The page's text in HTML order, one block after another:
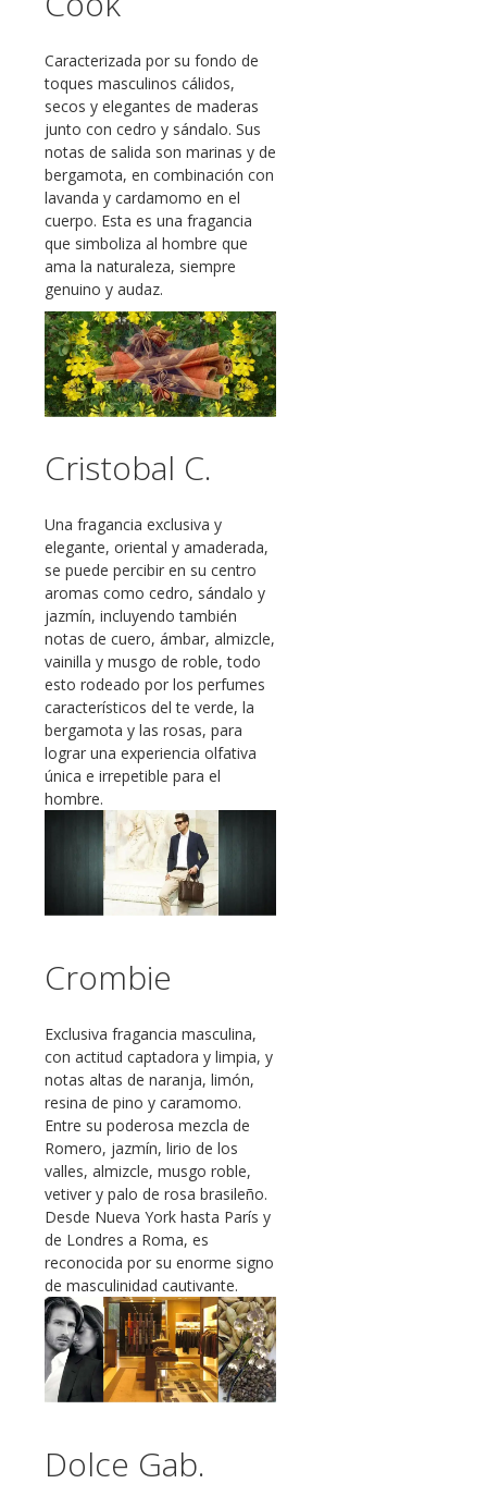
Caracterizada por su fondo de
toques masculinos cálidos,
secos y elegantes de maderas
junto con cedro y sándalo. Sus
notas de salida son marinas y de
bergamota, en combinación con
lavanda y cardamomo en el
cuerpo. Esta es una fragancia
que simboliza al hombre que
ama la naturaleza, siempre
genuino y audaz.
Cristobal C.
Una fragancia exclusiva y
elegante, oriental y amaderada,
se puede percibir en su centro
aromas como cedro, sándalo y
jazmín, incluyendo también
notas de cuero, ámbar, almizcle,
vainilla y musgo de roble, todo
esto rodeado por los perfumes
característicos del te verde, la
bergamota y las rosas, para
lograr una experiencia olfativa
única e irrepetible para el
hombre.
Crombie
Exclusiva fragancia masculina,
con actitud captadora y limpia, y
notas altas de naranja, limón,
resina de pino y caramomo.
Entre su poderosa mezcla de
Romero, jazmín, lirio de los
valles, almizcle, musgo roble,
vetiver y palo de rosa brasileño.
Desde Nueva York hasta París y
de Londres a Roma, es
reconocida por su enorme signo
de masculinidad cautivante.
Dolce Gab.